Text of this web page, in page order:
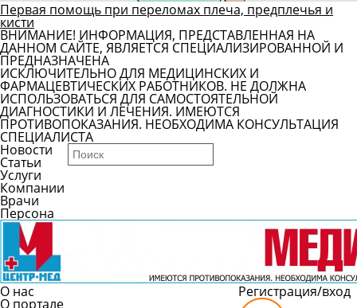
Первая помощь при переломах плеча, предплечья и
кисти
ВНИМАНИЕ! ИНФОРМАЦИЯ, ПРЕДСТАВЛЕННАЯ НА
ДАННОМ САЙТЕ, ЯВЛЯЕТСЯ СПЕЦИАЛИЗИРОВАННОЙ И
ПРЕДНАЗНАЧЕНА
ИСКЛЮЧИТЕЛЬНО ДЛЯ МЕДИЦИНСКИХ И
ФАРМАЦЕВТИЧЕСКИХ РАБОТНИКОВ. НЕ ДОЛЖНА
ИСПОЛЬЗОВАТЬСЯ ДЛЯ САМОСТОЯТЕЛЬНОЙ
ДИАГНОСТИКИ И ЛЕЧЕНИЯ. ИМЕЮТСЯ
ПРОТИВОПОКАЗАНИЯ. НЕОБХОДИМА КОНСУЛЬТАЦИЯ
СПЕЦИАЛИСТА
Новости
Статьи
Услуги
Компании
Врачи
Персона
О нас
О портале
Регистрация/вход